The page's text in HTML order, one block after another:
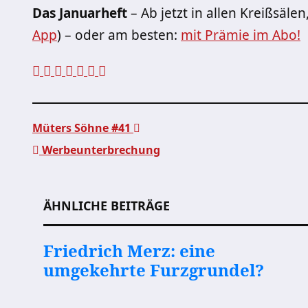
Das Januarheft– Ab jetzt in allen
App) – oder am besten: mit Prämie im Abo!
Müters Söhne #41
Werbeunterbrechung
ÄHNLICHE BEITRÄGE
Friedrich Merz: eine
umgekehrte Furzgrundel?